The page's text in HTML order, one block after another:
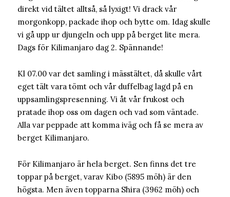
direkt vid tältet alltså, så lyxigt! Vi drack vår
morgonkopp, packade ihop och bytte om. Idag skulle
vi gå upp ur djungeln och upp på berget lite mera.
Dags för Kilimanjaro dag 2. Spännande!
Kl 07.00 var det samling i mässtältet, då skulle vårt
eget tält vara tömt och vår duffelbag lagd på en
uppsamlingspresenning. Vi åt vår frukost och
pratade ihop oss om dagen och vad som väntade.
Alla var peppade att komma iväg och få se mera av
berget Kilimanjaro.
För Kilimanjaro är hela berget. Sen finns det tre
toppar på berget, varav Kibo (5895 möh) är den
högsta. Men även topparna Shira (3962 möh) och